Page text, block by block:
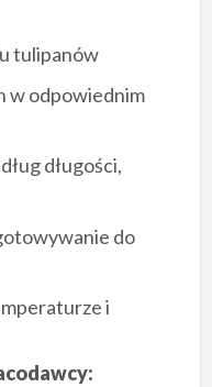
tulipanów
w odpowiednim
długości,
do
i